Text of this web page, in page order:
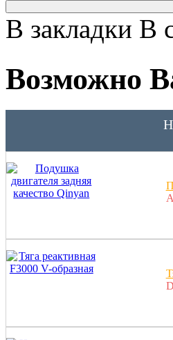
В закладки В
Возможно